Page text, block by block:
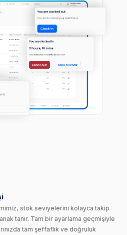
stok seviyelerini kolayca takip
tanır. Tam bir ayarlama geçmişiyle
tam şeffaflık ve doğruluk